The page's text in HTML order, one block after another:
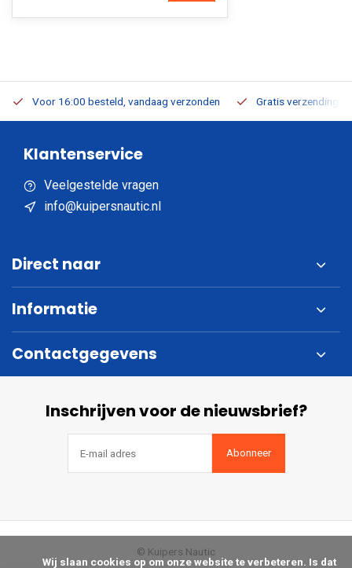
Voor 16:00 besteld, vandaag verzonden Gratis verzending
Klantenservice
Veelgestelde vragen
info@kuipersnautic.nl
Direct naar
Informatie
Contactgegevens
Inschrijven voor de nieuwsbrief?
Abonneer
© Kuipers Nautic